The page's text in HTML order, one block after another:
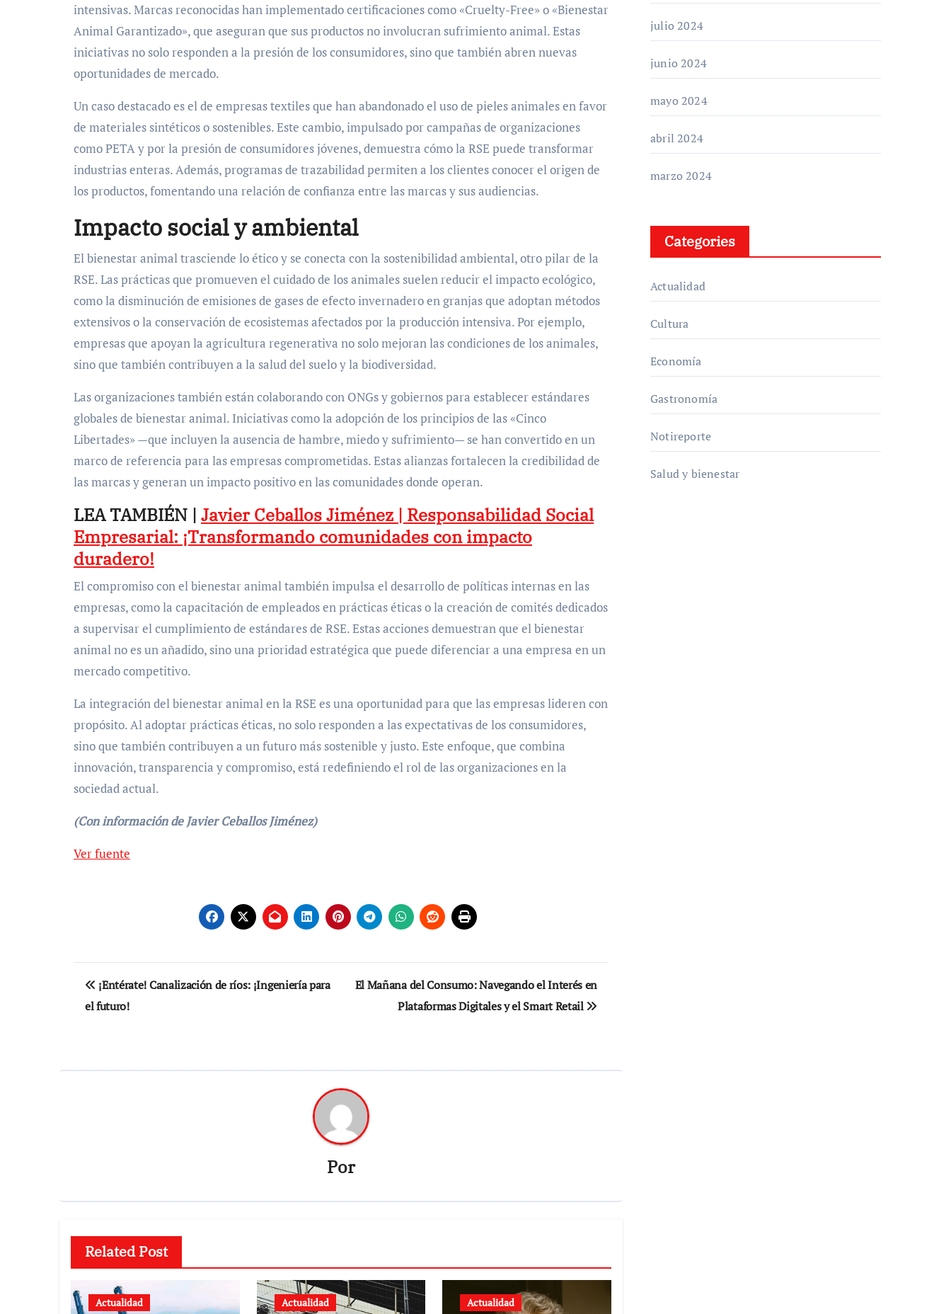
intensivas. Marcas reconocidas han implementado certificaciones como «Cruelty-Free» o «Bienestar
Animal Garantizado», que aseguran que sus productos no involucran sufrimiento animal. Estas
iniciativas no solo responden a la presión de los consumidores, sino que también abren nuevas
oportunidades de mercado.
Un caso destacado es el de empresas textiles que han abandonado el uso de pieles animales en favor
de materiales sintéticos o sostenibles. Este cambio, impulsado por campañas de organizaciones
como PETA y por la presión de consumidores jóvenes, demuestra cómo la RSE puede transformar
industrias enteras. Además, programas de trazabilidad permiten a los clientes conocer el origen de
los productos, fomentando una relación de confianza entre las marcas y sus audiencias.
Impacto social y ambiental
El bienestar animal trasciende lo ético y se conecta con la sostenibilidad ambiental, otro pilar de la
RSE. Las prácticas que promueven el cuidado de los animales suelen reducir el impacto ecológico,
como la disminución de emisiones de gases de efecto invernadero en granjas que adoptan métodos
extensivos o la conservación de ecosistemas afectados por la producción intensiva. Por ejemplo,
empresas que apoyan la agricultura regenerativa no solo mejoran las condiciones de los animales,
sino que también contribuyen a la salud del suelo y la biodiversidad.
Las organizaciones también están colaborando con ONGs y gobiernos para establecer estándares
globales de bienestar animal. Iniciativas como la adopción de los principios de las «Cinco
Libertades» —que incluyen la ausencia de hambre, miedo y sufrimiento— se han convertido en un
marco de referencia para las empresas comprometidas. Estas alianzas fortalecen la credibilidad de
las marcas y generan un impacto positivo en las comunidades donde operan.
LEA TAMBIÉN | Javier Ceballos Jiménez | Responsabilidad Social
Empresarial: ¡Transformando comunidades con impacto
duradero!
El compromiso con el bienestar animal también impulsa el desarrollo de políticas internas en las
empresas, como la capacitación de empleados en prácticas éticas o la creación de comités dedicados
a supervisar el cumplimiento de estándares de RSE. Estas acciones demuestran que el bienestar
animal no es un añadido, sino una prioridad estratégica que puede diferenciar a una empresa en un
mercado competitivo.
La integración del bienestar animal en la RSE es una oportunidad para que las empresas lideren con
propósito. Al adoptar prácticas éticas, no solo responden a las expectativas de los consumidores,
sino que también contribuyen a un futuro más sostenible y justo. Este enfoque, que combina
innovación, transparencia y compromiso, está redefiniendo el rol de las organizaciones en la
sociedad actual.
(Con información de Javier Ceballos Jiménez)
Navegación
Ver fuente
Navegación
de
¡Entérate! Canalización de ríos: ¡Ingeniería para
el futuro!
El Mañana del Consumo: Navegando el Interés en
Plataformas Digitales y el Smart Retail
Por
Related Post
Actualidad Actualidad Actualidad
julio 2024
junio 2024
mayo 2024
abril 2024
marzo 2024
Categories
Actualidad
Cultura
Economía
Gastronomía
Notireporte
Salud y bienestar